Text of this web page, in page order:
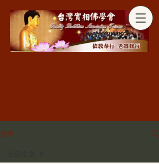
分享
文章